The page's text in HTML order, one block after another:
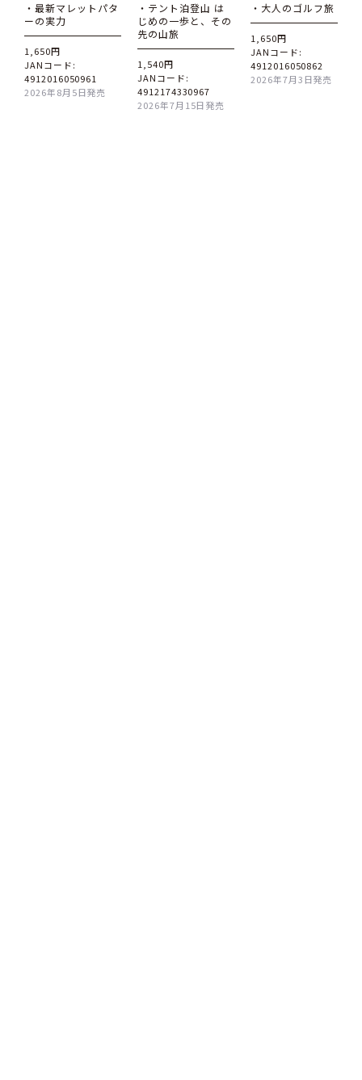
・最新マレットパタ
ーの実力
1,650円
JANコード:
4912016050961
2026年8月5日発売
・テント泊登山 は
じめの一歩と、その
先の山旅
1,540円
JANコード:
4912174330967
2026年7月15日発売
・大人のゴルフ旅
1,650円
JANコード:
4912016050862
2026年7月3日発売